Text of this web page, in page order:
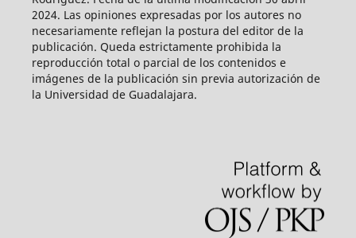
2024. Las opiniones expresadas por los autores no
necesariamente reflejan la postura del editor de la
publicación. Queda estrictamente prohibida la
reproducción total o parcial de los contenidos e
imágenes de la publicación sin previa autorización de
la Universidad de Guadalajara.